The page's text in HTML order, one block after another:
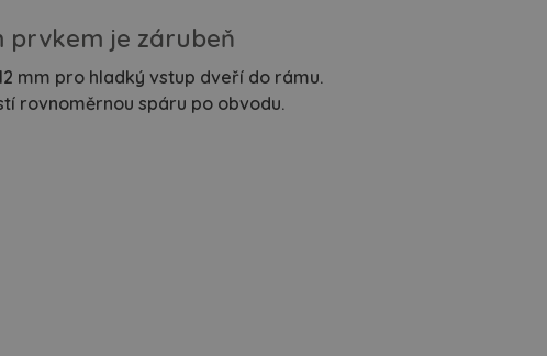
prvkem je zárubeň
mm pro hladký vstup dveří do rámu.
rovnoměrnou spáru po obvodu.